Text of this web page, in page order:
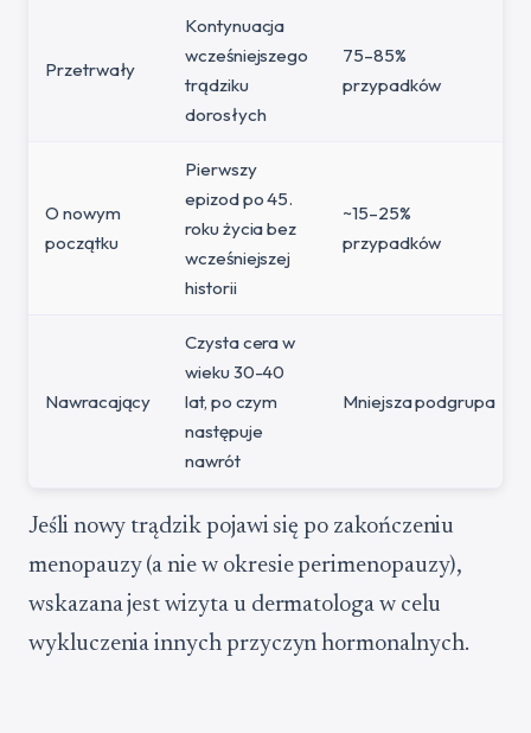
Przetrwały
Kontynuacja
wcześniejszego
trądziku
dorosłych
75–85%
przypadków
O nowym
początku
Pierwszy
epizod po 45.
roku życia bez
wcześniejszej
historii
~15–25%
przypadków
Nawracający
Czysta cera w
wieku 30-40
lat, po czym
następuje
nawrót
Mniejsza podgrupa
Jeśli nowy trądzik pojawi się po zakończeniu
menopauzy (a nie w okresie perimenopauzy),
wskazana jest wizyta u dermatologa w celu
wykluczenia innych przyczyn hormonalnych.